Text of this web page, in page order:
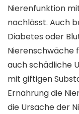
Nierenfunktion
nachlässt. Auch
Diabetes oder
Nierenschwäche
auch schädliche
mit giftigen
Ernährung die
die Ursache der